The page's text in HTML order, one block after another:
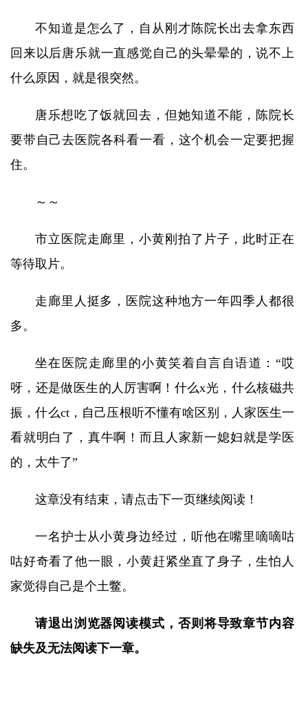
不知道是怎么了，自从刚才陈院长出去拿东西
回来以后唐乐就一直感觉自己的头晕晕的，说不上
什么原因，就是很突然。
唐乐想吃了饭就回去，但她知道不能，陈院长
要带自己去医院各科看一看，这个机会一定要把握
住。
～～
市立医院走廊里，小黄刚拍了片子，此时正在
等待取片。
走廊里人挺多，医院这种地方一年四季人都很
多。
坐在医院走廊里的小黄笑着自言自语道：“哎
呀，还是做医生的人厉害啊！什么x光，什么核磁共
振，什么ct，自己压根听不懂有啥区别，人家医生一
看就明白了，真牛啊！而且人家新一媳妇就是学医
的，太牛了”
这章没有结束，请点击下一页继续阅读！
一名护士从小黄身边经过，听他在嘴里嘀嘀咕
咕好奇看了他一眼，小黄赶紧坐直了身子，生怕人
家觉得自己是个土鳖。
请退出浏览器阅读模式，否则将导致章节内容
缺失及无法阅读下一章。